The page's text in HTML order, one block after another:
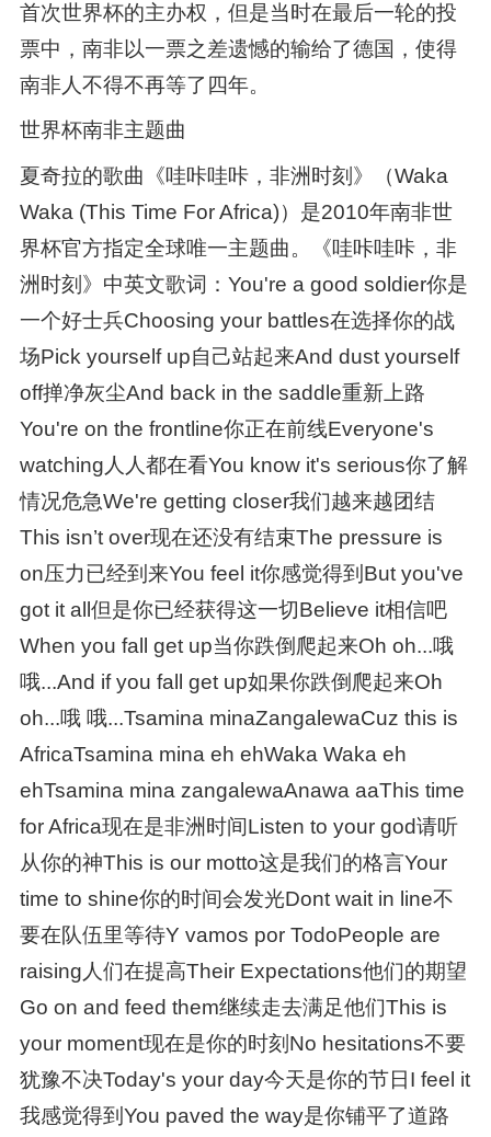
首次世界杯的主办权，但是当时在最后一轮的投
票中，南非以一票之差遗憾的输给了德国，使得
南非人不得不再等了四年。
世界杯南非主题曲
夏奇拉的歌曲《哇咔哇咔，非洲时刻》（Waka
Waka (This Time For Africa)）是2010年南非世
界杯官方指定全球唯一主题曲。《哇咔哇咔，非
洲时刻》中英文歌词：You're a good soldier你是
一个好士兵Choosing your battles在选择你的战
场Pick yourself up自己站起来And dust yourself
off掸净灰尘And back in the saddle重新上路
You're on the frontline你正在前线Everyone's
watching人人都在看You know it's serious你了解
情况危急We're getting closer我们越来越团结
This isn’t over现在还没有结束The pressure is
on压力已经到来You feel it你感觉得到But you've
got it all但是你已经获得这一切Believe it相信吧
When you fall get up当你跌倒爬起来Oh oh...哦
哦...And if you fall get up如果你跌倒爬起来Oh
oh...哦 哦...Tsamina minaZangalewaCuz this is
AfricaTsamina mina eh ehWaka Waka eh
ehTsamina mina zangalewaAnawa aaThis time
for Africa现在是非洲时间Listen to your god请听
从你的神This is our motto这是我们的格言Your
time to shine你的时间会发光Dont wait in line不
要在队伍里等待Y vamos por TodoPeople are
raising人们在提高Their Expectations他们的期望
Go on and feed them继续走去满足他们This is
your moment现在是你的时刻No hesitations不要
犹豫不决Today's your day今天是你的节日I feel it
我感觉得到You paved the way是你铺平了道路